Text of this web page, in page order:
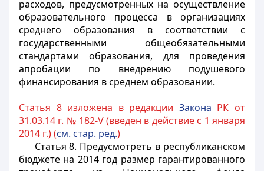
расходов, предусмотренных на осуществление
образовательного процесса в организациях
среднего образования в соответствии с
государственными общеобязательными
стандартами образования, для проведения
апробации по внедрению подушевого
финансирования в среднем образовании.
Статья 8 изложена в редакции Закона РК от
31.03.14 г. № 182-V (введен в действие с 1 января
2014 г.) (см. стар. ред.)
Статья 8. Предусмотреть в республиканском
бюджете на 2014 год размер гарантированного